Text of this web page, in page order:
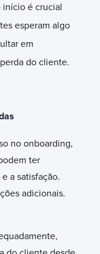
início é crucial
esperam algo
em
do cliente.
no onboarding,
ter
a satisfação.
adicionais.